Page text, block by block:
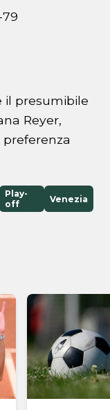
il presumibile
Reyer,
Play-
off
Venezia